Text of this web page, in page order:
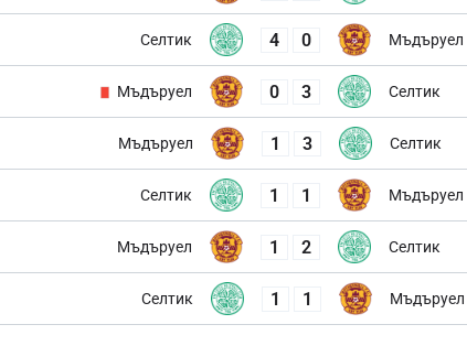
Селтик 4 0 Мъдъруел
Мъдъруел 0 3 Селтик
Мъдъруел 1 3 Селтик
Селтик 1 1 Мъдъруел
Мъдъруел 1 2 Селтик
Селтик 1 1 Мъдъруел